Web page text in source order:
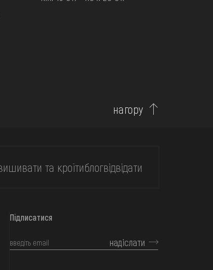
нагору
та кроїтиблогвідвідати
Підписатися
надіслати